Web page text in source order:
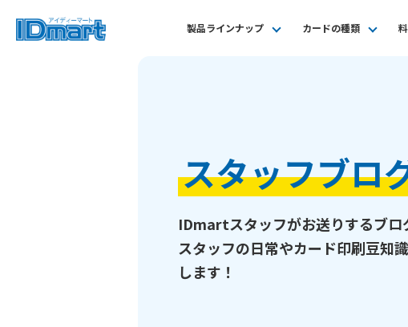
製品ラインナップ カードの種類
スタッフブロ
IDmartスタッフがお送りするブロ
スタッフの日常やカード印刷豆知
します！